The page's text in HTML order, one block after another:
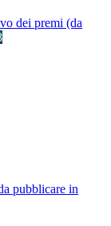
dei premi (da
pubblicare in